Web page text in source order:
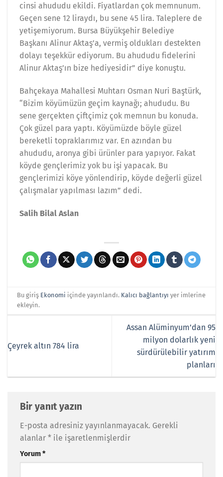
cinsi ahududu ekildi. Fiyatlardan çok memnunum.
Geçen sene 12 liraydı, bu sene 45 lira. Taleplere de
yetişemiyorum. Bursa Büyükşehir Belediye
Başkanı Alinur Aktaş’a, vermiş oldukları destekten
dolayı teşekkür ediyorum. Bu ahududu fidelerini
Alinur Aktaş’ın bize hediyesidir” diye konuştu.
Bahçekaya Mahallesi Muhtarı Osman Nuri Baştürk,
“Bizim köyümüzün geçim kaynağı; ahududu. Bu
sene gerçekten çiftçimiz çok memnun bu konuda.
Çok güzel para yaptı. Köyümüzde böyle güzel
bereketli topraklarımız var. En azından bu
ahududu, aronya gibi ürünler para yapıyor. Fakat
köyde gençlerimiz yok bu işi yapacak. Bu
gençlerimizi köye yönlendirip, köyde değerli güzel
çalışmalar yapılması lazım” dedi.
Salih Bilal Aslan
Bu giriş Ekonomi içinde yayınlandı. Kalıcı bağlantıyı yer imlerine
ekleyin.
Çeyrek altın 784 lira
Assan Alüminyum’dan 95
milyon dolarlık yeni
sürdürülebilir yatırım
planları
Bir yanıt yazın
E-posta adresiniz yayınlanmayacak. Gerekli
alanlar * ile işaretlenmişlerdir
Yorum*